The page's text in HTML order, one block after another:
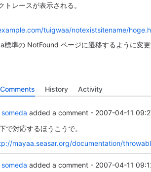
トレースが表示される。
tuigwaa/notexistsitename/
標準の NotFound ページに遷移するように変
Comments History Activity
someda added a comment - 2007-04-11
で対応するほうこうで。
mayaa.seasar.org/documentation/
someda added a comment - 2007-04-11